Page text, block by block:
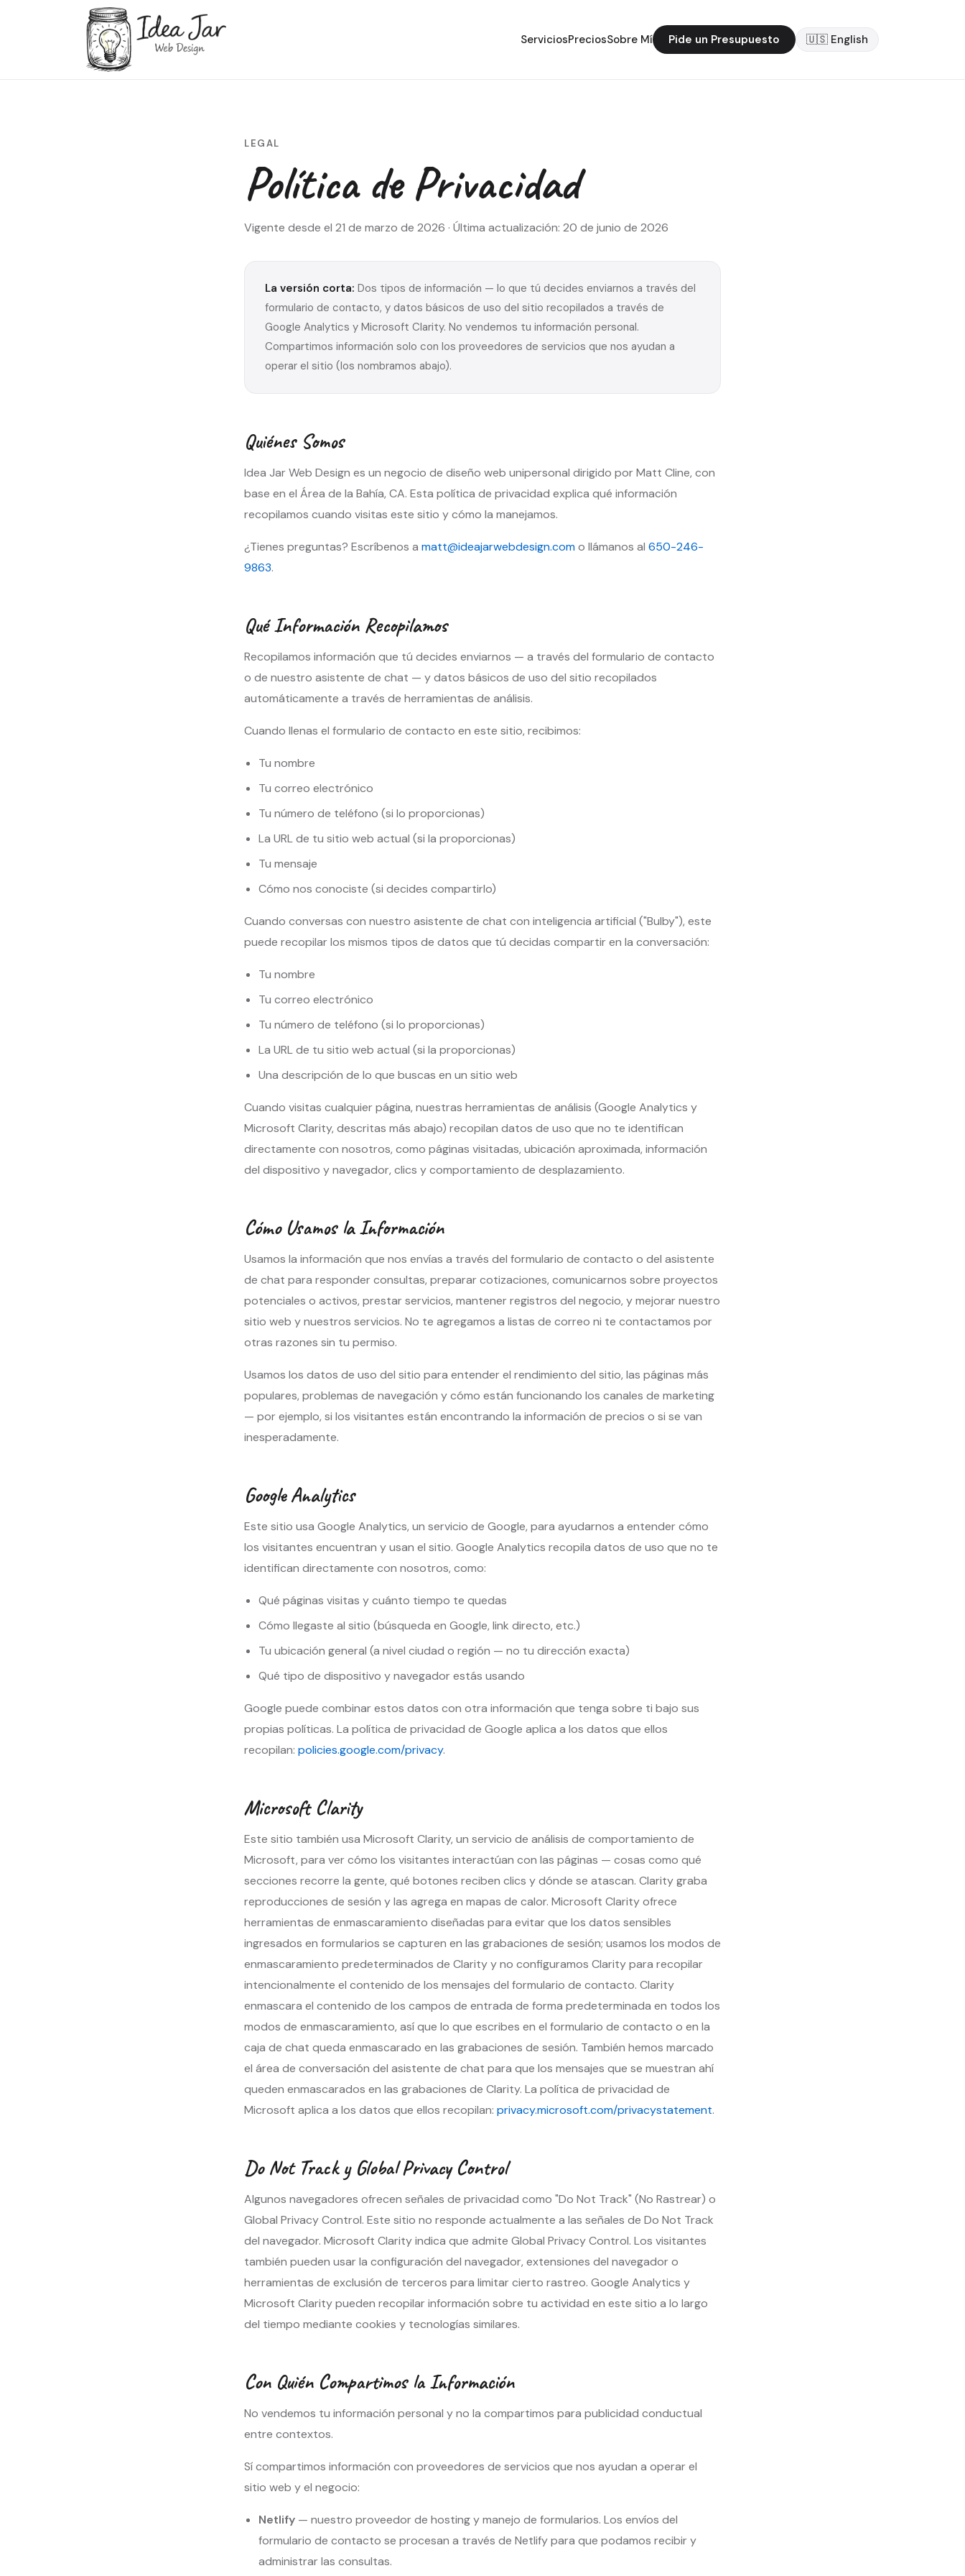
ServiciosPreciosSobre Mí Pide un Presupuesto 🇺🇸 English
LEGAL
Política de Privacidad
Vigente desde el 21 de marzo de 2026 · Última actualización: 20 de junio de 2026
La versión corta: Dos tipos de información — lo que tú decides enviarnos a través del
formulario de contacto, y datos básicos de uso del sitio recopilados a través de
Google Analytics y Microsoft Clarity. No vendemos tu información personal.
Compartimos información solo con los proveedores de servicios que nos ayudan a
operar el sitio (los nombramos abajo).
Quiénes Somos
Idea Jar Web Design es un negocio de diseño web unipersonal dirigido por Matt Cline, con
base en el Área de la Bahía, CA. Esta política de privacidad explica qué información
recopilamos cuando visitas este sitio y cómo la manejamos.
¿Tienes preguntas? Escríbenos a matt@ideajarwebdesign.como llámanos al 650-246-
9863.
Qué Información Recopilamos
Recopilamos información que tú decides enviarnos — a través del formulario de contacto
o de nuestro asistente de chat — y datos básicos de uso del sitio recopilados
automáticamente a través de herramientas de análisis.
Cuando llenas el formulario de contacto en este sitio, recibimos:
Tu nombre
Tu correo electrónico
Tu número de teléfono (si lo proporcionas)
La URL de tu sitio web actual (si la proporcionas)
Tu mensaje
Cómo nos conociste (si decides compartirlo)
Cuando conversas con nuestro asistente de chat con inteligencia artificial ("Bulby"), este
puede recopilar los mismos tipos de datos que tú decidas compartir en la conversación:
Tu nombre
Tu correo electrónico
Tu número de teléfono (si lo proporcionas)
La URL de tu sitio web actual (si la proporcionas)
Una descripción de lo que buscas en un sitio web
Cuando visitas cualquier página, nuestras herramientas de análisis (Google Analytics y
Microsoft Clarity, descritas más abajo) recopilan datos de uso que no te identifican
directamente con nosotros, como páginas visitadas, ubicación aproximada, información
del dispositivo y navegador, clics y comportamiento de desplazamiento.
Cómo Usamos la Información
Usamos la información que nos envías a través del formulario de contacto o del asistente
de chat para responder consultas, preparar cotizaciones, comunicarnos sobre proyectos
potenciales o activos, prestar servicios, mantener registros del negocio, y mejorar nuestro
sitio web y nuestros servicios. No te agregamos a listas de correo ni te contactamos por
otras razones sin tu permiso.
Usamos los datos de uso del sitio para entender el rendimiento del sitio, las páginas más
populares, problemas de navegación y cómo están funcionando los canales de marketing
— por ejemplo, si los visitantes están encontrando la información de precios o si se van
inesperadamente.
Google Analytics
Este sitio usa Google Analytics, un servicio de Google, para ayudarnos a entender cómo
los visitantes encuentran y usan el sitio. Google Analytics recopila datos de uso que no te
identifican directamente con nosotros, como:
Qué páginas visitas y cuánto tiempo te quedas
Cómo llegaste al sitio (búsqueda en Google, link directo, etc.)
Tu ubicación general (a nivel ciudad o región — no tu dirección exacta)
Qué tipo de dispositivo y navegador estás usando
Google puede combinar estos datos con otra información que tenga sobre ti bajo sus
propias políticas. La política de privacidad de Google aplica a los datos que ellos
recopilan: policies.google.com/privacy.
Microsoft Clarity
Este sitio también usa Microsoft Clarity, un servicio de análisis de comportamiento de
Microsoft, para ver cómo los visitantes interactúan con las páginas — cosas como qué
secciones recorre la gente, qué botones reciben clics y dónde se atascan. Clarity graba
reproducciones de sesión y las agrega en mapas de calor. Microsoft Clarity ofrece
herramientas de enmascaramiento diseñadas para evitar que los datos sensibles
ingresados en formularios se capturen en las grabaciones de sesión; usamos los modos de
enmascaramiento predeterminados de Clarity y no configuramos Clarity para recopilar
intencionalmente el contenido de los mensajes del formulario de contacto. Clarity
enmascara el contenido de los campos de entrada de forma predeterminada en todos los
modos de enmascaramiento, así que lo que escribes en el formulario de contacto o en la
caja de chat queda enmascarado en las grabaciones de sesión. También hemos marcado
el área de conversación del asistente de chat para que los mensajes que se muestran ahí
queden enmascarados en las grabaciones de Clarity. La política de privacidad de
Microsoft aplica a los datos que ellos recopilan: privacy.microsoft.com/privacystatement.
Do Not Track y Global Privacy Control
Algunos navegadores ofrecen señales de privacidad como "Do Not Track" (No Rastrear) o
Global Privacy Control. Este sitio no responde actualmente a las señales de Do Not Track
del navegador. Microsoft Clarity indica que admite Global Privacy Control. Los visitantes
también pueden usar la configuración del navegador, extensiones del navegador o
herramientas de exclusión de terceros para limitar cierto rastreo. Google Analytics y
Microsoft Clarity pueden recopilar información sobre tu actividad en este sitio a lo largo
del tiempo mediante cookies y tecnologías similares.
Con Quién Compartimos la Información
No vendemos tu información personal y no la compartimos para publicidad conductual
entre contextos.
Sí compartimos información con proveedores de servicios que nos ayudan a operar el
sitio web y el negocio:
Netlify — nuestro proveedor de hosting y manejo de formularios. Los envíos del
formulario de contacto se procesan a través de Netlify para que podamos recibir y
administrar las consultas.